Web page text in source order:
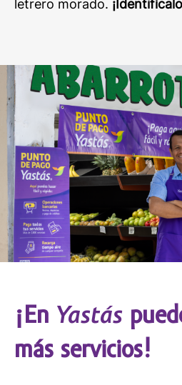
letrero morado.
¡En Yastás
más servicios!